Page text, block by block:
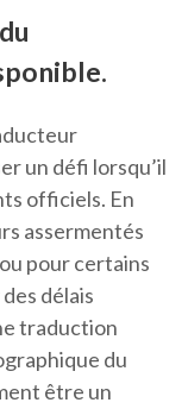
un défi lorsqu’il
officiels. En
assermentés
pour certains
délais
traduction
du
être un